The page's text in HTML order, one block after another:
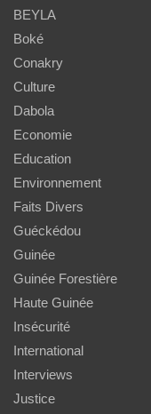
BEYLA
Boké
Conakry
Culture
Dabola
Economie
Education
Environnement
Faits Divers
Guéckédou
Guinée
Guinée Forestière
Haute Guinée
Insécurité
International
Interviews
Justice